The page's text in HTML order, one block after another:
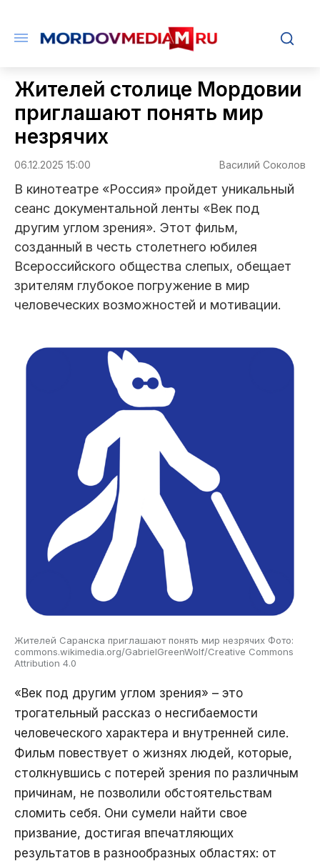
Жителей столице Мордовии
приглашают понять мир
незрячих
06.12.2025 15:00 Василий Соколов
В кинотеатре «Россия» пройдет уникальный
сеанс документальной ленты «Век под
другим углом зрения». Этот фильм,
созданный в честь столетнего юбилея
Всероссийского общества слепых, обещает
зрителям глубокое погружение в мир
человеческих возможностей и мотивации.
Жителей Саранска приглашают понять мир незрячих Фото:
commons.wikimedia.org/GabrielGreenWolf/Creative Commons
Attribution 4.0
«Век под другим углом зрения» – это
трогательный рассказ о несгибаемости
человеческого характера и внутренней силе.
Фильм повествует о жизнях людей, которые,
столкнувшись с потерей зрения по различным
причинам, не позволили обстоятельствам
сломить себя. Они сумели найти свое
призвание, достигая впечатляющих
результатов в разнообразных областях: от